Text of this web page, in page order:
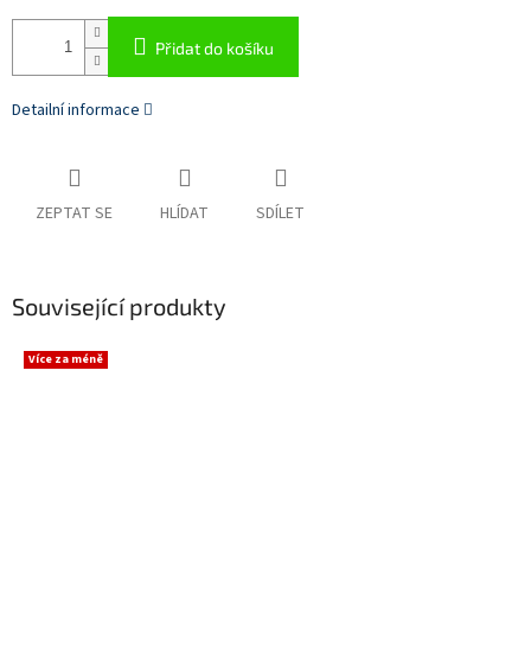
Přidat do košíku
Detailní informace
ZEPTAT SE HLÍDAT SDÍLET
Související produkty
Více za méně